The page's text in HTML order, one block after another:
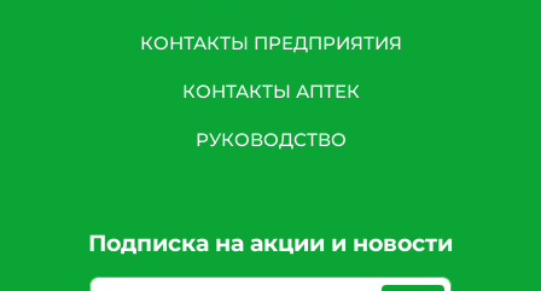
КОНТАКТЫ ПРЕДПРИЯТИЯ
КОНТАКТЫ АПТЕК
РУКОВОДСТВО
Подписка на акции и новости